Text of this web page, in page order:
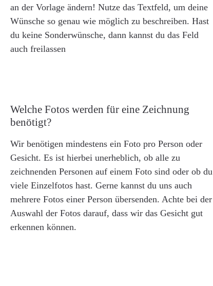
an der Vorlage ändern! Nutze das Textfeld, um deine
Wünsche so genau wie möglich zu beschreiben. Hast
du keine Sonderwünsche, dann kannst du das Feld
auch freilassen
Welche Fotos werden für eine Zeichnung
benötigt?
Wir benötigen mindestens ein Foto pro Person oder
Gesicht. Es ist hierbei unerheblich, ob alle zu
zeichnenden Personen auf einem Foto sind oder ob du
viele Einzelfotos hast. Gerne kannst du uns auch
mehrere Fotos einer Person übersenden. Achte bei der
Auswahl der Fotos darauf, dass wir das Gesicht gut
erkennen können.